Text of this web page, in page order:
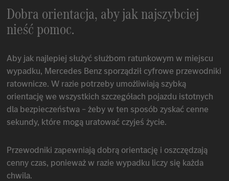
Dobra orientacja, aby jak najszybciej
nieść pomoc.
Aby jak najlepiej służyć służbom ratunkowym w miejscu
wypadku, Mercedes Benz sporządził cyfrowe przewodniki
ratownicze. W razie potrzeby umożliwiają szybką
orientację we wszystkich szczegółach pojazdu istotnych
dla bezpieczeństwa – żeby w ten sposób zyskać cenne
sekundy, które mogą uratować czyjeś życie.
Przewodniki zapewniają dobrą orientację i oszczędzają
cenny czas, ponieważ w razie wypadku liczy się każda
chwila.